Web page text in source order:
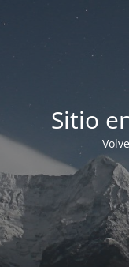
Sitio